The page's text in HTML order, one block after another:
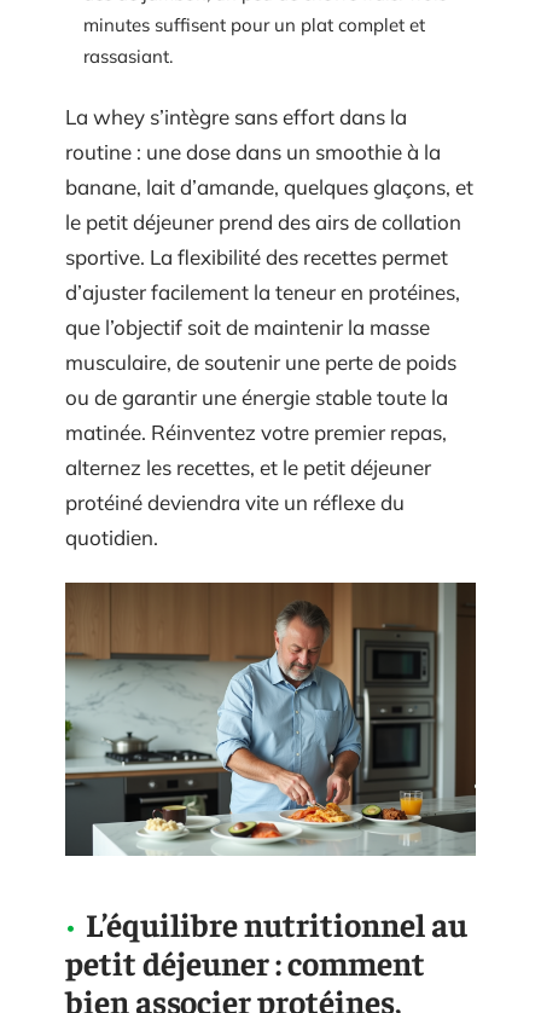
minutes suffisent pour un plat complet et
rassasiant.
La whey s’intègre sans effort dans la
routine : une dose dans un smoothie à la
banane, lait d’amande, quelques glaçons, et
le petit déjeuner prend des airs de collation
sportive. La flexibilité des recettes permet
d’ajuster facilement la teneur en protéines,
que l’objectif soit de maintenir la masse
musculaire, de soutenir une perte de poids
ou de garantir une énergie stable toute la
matinée. Réinventez votre premier repas,
alternez les recettes, et le petit déjeuner
protéiné deviendra vite un réflexe du
quotidien.
L’équilibre nutritionnel au
petit déjeuner : comment
bien associer protéines,